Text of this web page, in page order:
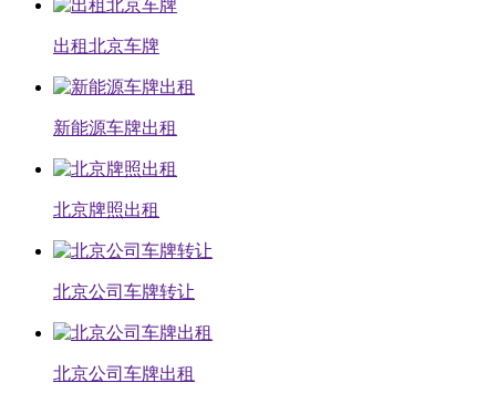
出租北京车牌
新能源车牌出租
北京牌照出租
北京公司车牌转让
北京公司车牌出租